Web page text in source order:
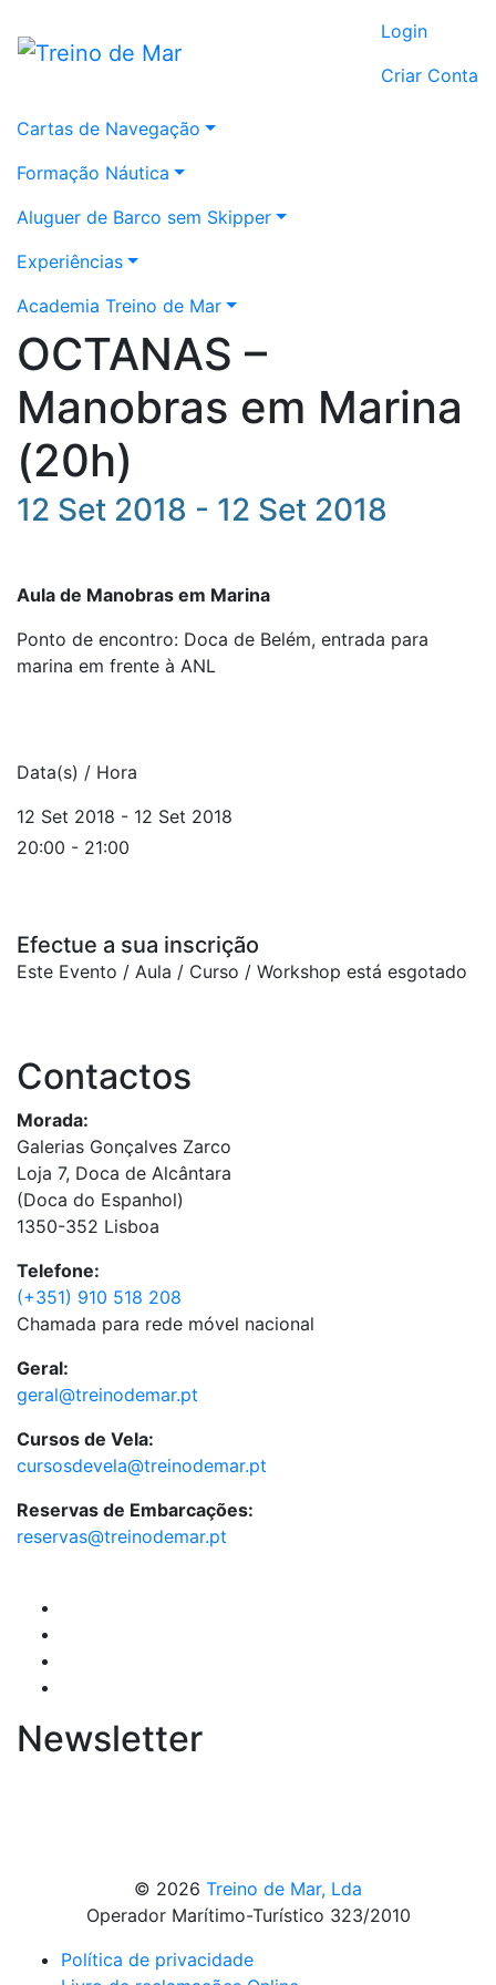
Login
Criar Conta
Cartas de Navegação
Formação Náutica
Aluguer de Barco sem Skipper
Experiências
Academia Treino de Mar
OCTANAS –
Manobras em Marina
(20h)
12 Set 2018 - 12 Set 2018
Aula de Manobras em Marina
Ponto de encontro: Doca de Belém, entrada para
marina em frente à ANL
Data(s) / Hora
12 Set 2018 - 12 Set 2018
20:00 - 21:00
Efectue a sua inscrição
Este Evento / Aula / Curso / Workshop está esgotado
Contactos
Morada:
Galerias Gonçalves Zarco
Loja 7, Doca de Alcântara
(Doca do Espanhol)
1350-352 Lisboa
Telefone:
(+351) 910 518 208
Chamada para rede móvel nacional
Geral:
geral@treinodemar.pt
Cursos de Vela:
cursosdevela@treinodemar.pt
Reservas de Embarcações:
reservas@treinodemar.pt
Newsletter
© 2026 Treino de Mar, Lda
Operador Marítimo-Turístico 323/2010
Política de privacidade